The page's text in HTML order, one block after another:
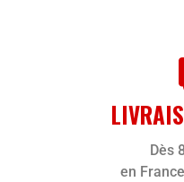
Dès
en